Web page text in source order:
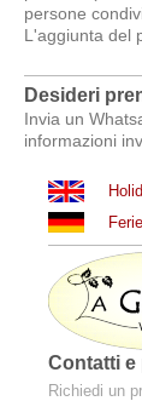
persone
L'aggiunta del
Desideri
Invia un
informazioni
Contatti e
Richiedi un